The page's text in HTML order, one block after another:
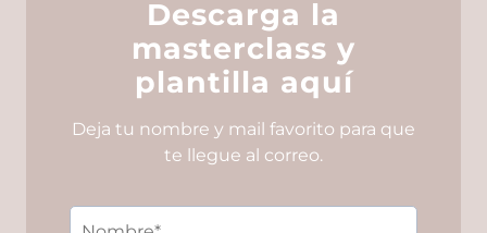
Descarga la
masterclass y
plantilla aquí
Deja tu nombre y mail favorito para que
te llegue al correo.